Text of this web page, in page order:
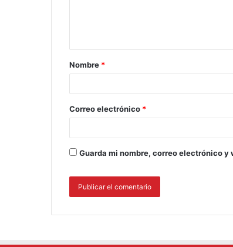
Nombre *
Correo electrónico *
Guarda mi nombre, correo electrónico y